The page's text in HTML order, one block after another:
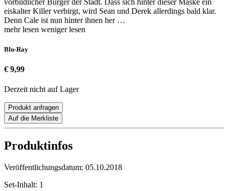
eiskalter Killer verbirgt, wird Sean und Derek allerdings bald klar.
Denn Cale ist nun hinter ihnen her …
mehr lesen weniger lesen
Blu-Ray
€ 9,99
Derzeit nicht auf Lager
Produkt anfragen
Auf die Merkliste
Produktinfos
Veröffentlichungsdatum: 05.10.2018
Set-Inhalt: 1